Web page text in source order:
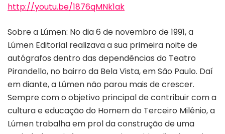
http://youtu.be/1876qMNk1ak
Sobre a Lúmen: No dia 6 de novembro de 1991, a
Lúmen Editorial realizava a sua primeira noite de
autógrafos dentro das dependências do Teatro
Pirandello, no bairro da Bela Vista, em São Paulo. Daí
em diante, a Lúmen não parou mais de crescer.
Sempre com o objetivo principal de contribuir com a
cultura e educação do Homem do Terceiro Milênio, a
Lúmen trabalha em prol da construção de uma